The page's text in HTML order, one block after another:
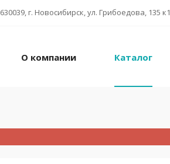
630039, г. Новосибирск, ул. Грибоедова, 135 к1
О компании Каталог